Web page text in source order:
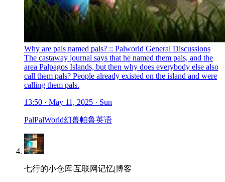
Why are pals named pals? :: Palworld General Discussions
The castaway journal says that he named them pals, and the
area Palpagos Islands, but then why does everybody else also
call them pals? People already existed on the island and were
calling them pals.
13:50 · May 11, 2025 · Sun
PalPalWorld幻兽帕鲁英语
七行的小仓库|互联网记忆|博客